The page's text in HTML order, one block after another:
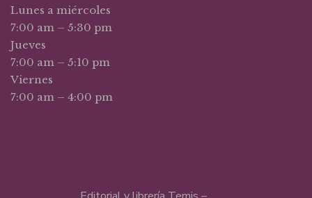
Lunes a miércoles
7:00 am – 5:30 pm
Jueves
7:00 am – 5:10 pm
Viernes
7:00 am – 4:00 pm